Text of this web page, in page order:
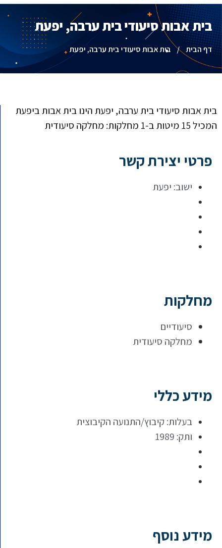
בית אבות סיעודי בית ערבה, יפעת
דף הבית / בית אבות סיעודי בית ערבה, יפעת
בית אבות סיעודי בית ערבה, יפעת הינו בית אבות ביפעת
המכיל 15 מיטות ב-1 מחלקות: מחלקה סיעודית
פרטי יצירת קשר
ישוב: יפעת
מחלקות
סיעודיים
מחלקה סיעודית
מידע כללי
בעלות: קיבוץ/התנועה הקיבוצית
ותק: 1989
מידע נוסף